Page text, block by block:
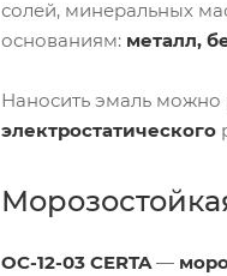
солей, минеральных
основаниям: металл,
Наносить эмаль
электростатического
ОС-12-03 CERTA—